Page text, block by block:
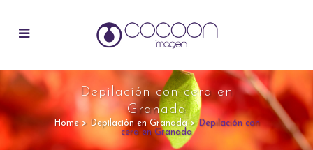
Depilación con cera en
Granada
Home> Depilación en Granada>Depilación con
cera en Granada